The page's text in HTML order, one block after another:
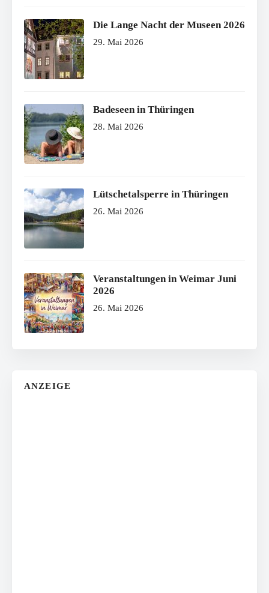
Die Lange Nacht der Museen 2026
29. Mai 2026
Badeseen in Thüringen
28. Mai 2026
Lütschetalsperre in Thüringen
26. Mai 2026
Veranstaltungen in Weimar Juni
2026
26. Mai 2026
ANZEIGE